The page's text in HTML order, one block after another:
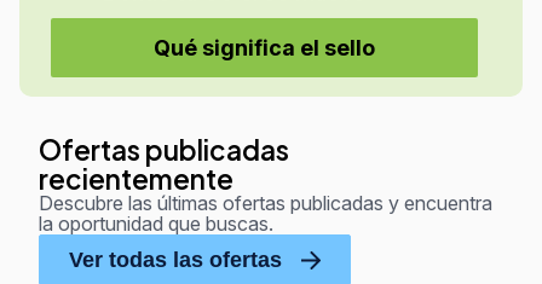
Qué significa el sello
Ofertas publicadas
recientemente
Descubre las últimas ofertas publicadas y encuentra
la oportunidad que buscas.
Ver todas las ofertas